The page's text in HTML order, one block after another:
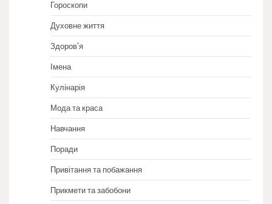
Гороскопи
Духовне життя
Здоров'я
Імена
Кулінарія
Мода та краса
Навчання
Поради
Привітання та побажання
Прикмети та забобони